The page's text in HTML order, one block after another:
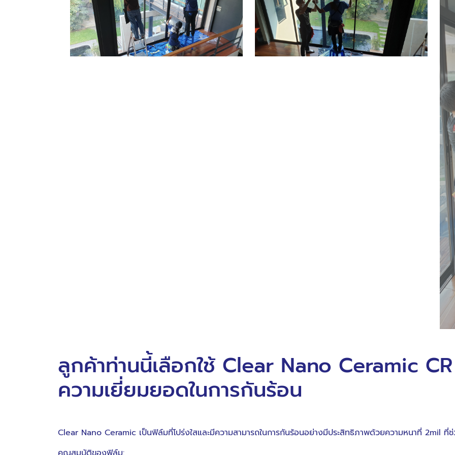
ลูกค้าท่านนี้เลือกใช้ Clear Nano Ceramic
ความเยี่ยมยอดในการกันร้อน
Clear Nano Ceramic เป็นฟิล์มที่โปร่งใสและมีความสามารถในการกันร้อนอย่างมีประสิทธิภาพด้วยความหนาที่ 2mil ที่